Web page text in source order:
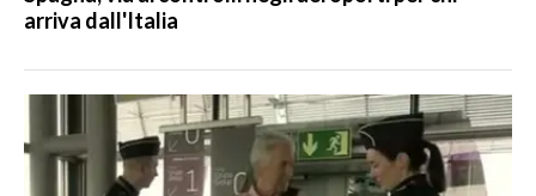
arriva dall'Italia